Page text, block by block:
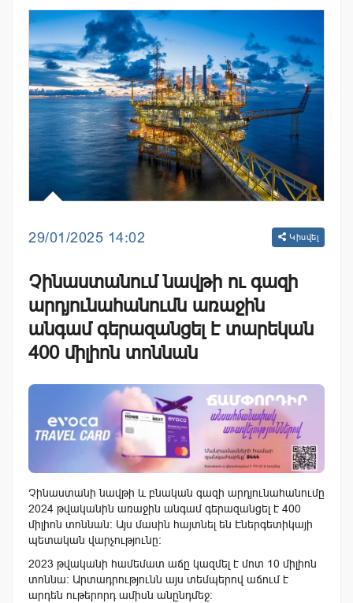
29/01/2025 14:02 Կիսվել
Չինաստանում նավթի ու գազի
արդյունահանումն առաջին
անգամ գերազանցել է տարեկան
400 միլիոն տոննան
Չինաստանի նավթի և բնական գազի արդյունահանումը
2024 թվականին առաջին անգամ գերազանցել է 400
միլիոն տոննան: Այս մասին հայտնել են Էներգետիկայի
պետական ​​վարչությունը:
2023 թվականի համեմատ աճը կազմել է մոտ 10 միլիոն
տոննա: Արտադրությունն այս տեմպերով աճում է
արդեն ութերորդ ամիսն անընդմեջ: